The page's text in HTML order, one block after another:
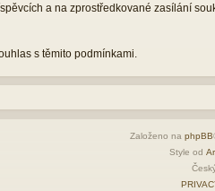
a na zprostředkované zasílání
s těmito podmínkami.
Založeno na phpBB
Style od